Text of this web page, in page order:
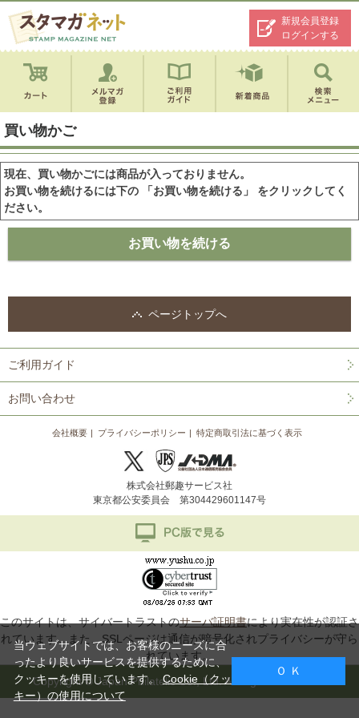
新規会員登録
ログインする
買い物かご
現在、買い物かごには商品が入っておりません。
お買い物を続けるには下の 「お買い物を続ける」 をクリックしてく
ださい。
ページトップへ
ご利用ガイド
お問い合わせ
会社概要 プライバシーポリシー 特定商取引法に基づく表示
株式会社郵趣サービス社
東京都公安委員会 第304429601147号
このサイトは、サイバートラストのサーバ証明書により実在性が認証さ
れています。また、SSLページは通信が暗号化されプライバシーが守ら
れています。
Copyright © Japan Philatelic Co., Ltd. All Rights Reserved.
当ウェブサイトでは、お客様のニーズに合
ったより良いサービスを提供するために、
クッキーを使用しています。Cookie（クッ
キー）の使用について
Ｏ Ｋ